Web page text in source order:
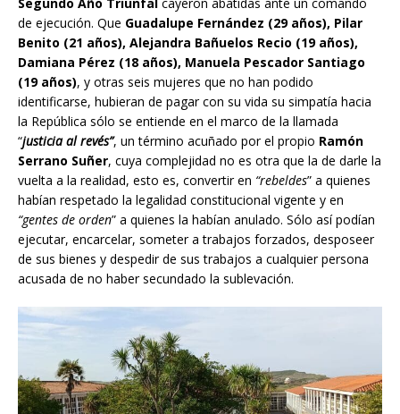
de ejecución. Que Guadalupe Fernández (29 años), Pilar
Benito (21 años), Alejandra Bañuelos Recio (19 años),
Damiana Pérez (18 años), Manuela Pescador Santiago
(19 años), y otras seis mujeres que no han podido
identificarse, hubieran de pagar con su vida su simpatía hacia
la República sólo se entiende en el marco de la llamada
“justicia al revés”, un término acuñado por el propio Ramón
Serrano Suñer, cuya complejidad no es otra que la de darle la
vuelta a la realidad, esto es, convertir en “rebeldes” a quienes
habían respetado la legalidad constitucional vigente y en
“gentes de orden” a quienes la habían anulado. Sólo así podían
ejecutar, encarcelar, someter a trabajos forzados, desposeer
de sus bienes y despedir de sus trabajos a cualquier persona
acusada de no haber secundado la sublevación.